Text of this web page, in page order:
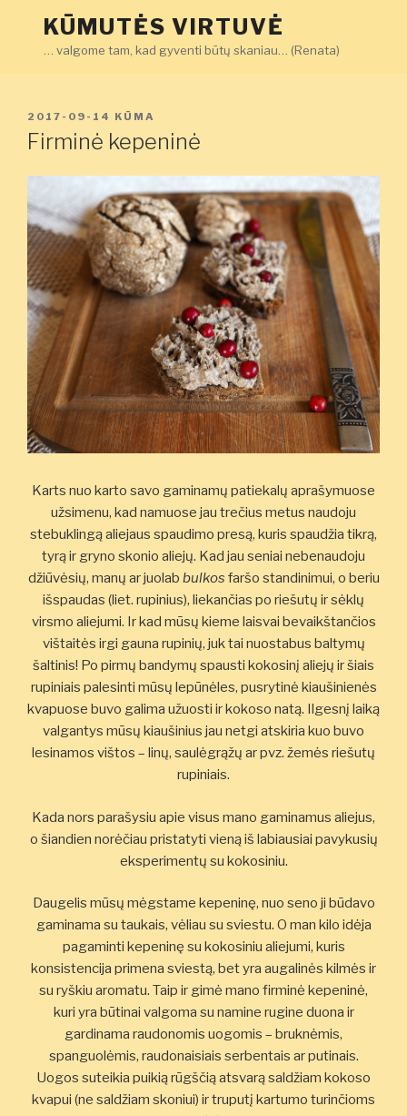
KŪMUTĖS VIRTUVĖ
… valgome tam, kad gyventi būtų skaniau… (Renata)
PASKELBTA
2017-09-14 KŪMA
Firminė kepeninė
Karts nuo karto savo gaminamų patiekalų aprašymuose
užsimenu, kad namuose jau trečius metus naudoju
stebuklingą aliejaus spaudimo presą, kuris spaudžia tikrą,
tyrą ir gryno skonio aliejų. Kad jau seniai nebenaudoju
džiūvėsių, manų ar juolab bulkos faršo standinimui, o beriu
išspaudas (liet. rupinius), liekančias po riešutų ir sėklų
virsmo aliejumi. Ir kad mūsų kieme laisvai bevaikštančios
vištaitės irgi gauna rupinių, juk tai nuostabus baltymų
šaltinis! Po pirmų bandymų spausti kokosinį aliejų ir šiais
rupiniais palesinti mūsų lepūnėles, pusrytinė kiaušinienės
kvapuose buvo galima užuosti ir kokoso natą. Ilgesnį laiką
valgantys mūsų kiaušinius jau netgi atskiria kuo buvo
lesinamos vištos – linų, saulėgrąžų ar pvz. žemės riešutų
rupiniais.
Kada nors parašysiu apie visus mano gaminamus aliejus,
o šiandien norėčiau pristatyti vieną iš labiausiai pavykusių
eksperimentų su kokosiniu.
Daugelis mūsų mėgstame kepeninę, nuo seno ji būdavo
gaminama su taukais, vėliau su sviestu. O man kilo idėja
pagaminti kepeninę su kokosiniu aliejumi, kuris
konsistencija primena sviestą, bet yra augalinės kilmės ir
su ryškiu aromatu. Taip ir gimė mano firminė kepeninė,
kuri yra būtinai valgoma su namine rugine duona ir
gardinama raudonomis uogomis – bruknėmis,
spanguolėmis, raudonaisiais serbentais ar putinais.
Uogos suteikia puikią rūgščią atsvarą saldžiam kokoso
kvapui (ne saldžiam skoniui) ir truputį kartumo turinčioms